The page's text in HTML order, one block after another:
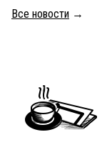
Все новости →